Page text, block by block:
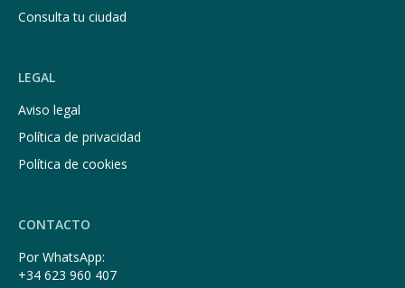
Consulta tu ciudad
LEGAL
Aviso legal
Política de privacidad
Política de cookies
CONTACTO
Por WhatsApp:
+34 623 960 407